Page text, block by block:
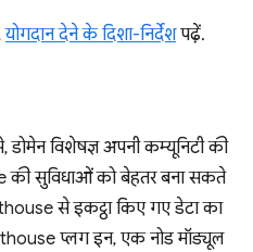
योगदान देने के दिशा-निर्देशपढ़ें.
विशेषज्ञ अपनी कम्यूनिटी की
की सुविधाओं को बेहतर बना सकते
से इकट्ठा किए गए डेटा का
प्लग इन, एक नोड मॉड्यूल